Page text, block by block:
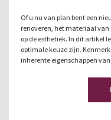
Of u nu van plan bent een
renoveren, het materiaal van
op de esthetiek. In dit artikel
optimale keuze zijn.
inherente eigenschappen